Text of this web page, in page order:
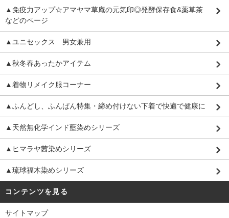
▲免疫力アップ☆アマヤマ草庵の元気印◎発酵保存食&薬草茶
などのページ
▲ユニセックス 男女兼用
▲秋冬春あったかアイテム
▲着物リメイク服コーナー
▲ふんどし、ふんぱん特集・締め付けない下着で快適で健康に
▲天然無化学インド藍染めシリーズ
▲ヒマラヤ茜染めシリーズ
▲琉球福木染めシリーズ
コンテンツを見る
サイトマップ